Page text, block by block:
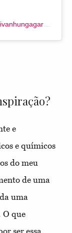
e
e químicos
do meu
de uma
uma
O que